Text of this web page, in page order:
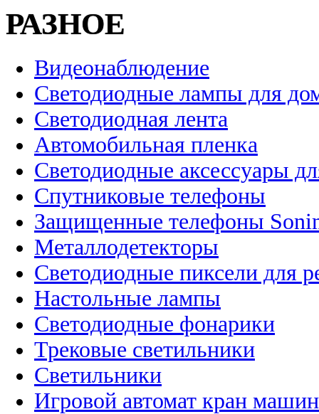
РАЗНОЕ
Видеонаблюдение
Светодиодные лампы для
Светодиодная лента
Автомобильная пленка
Светодиодные аксессуары
Спутниковые телефоны
Защищенные телефоны
Металлодетекторы
Светодиодные пиксели для
Настольные лампы
Светодиодные фонарики
Трековые светильники
Светильники
Игровой автомат кран